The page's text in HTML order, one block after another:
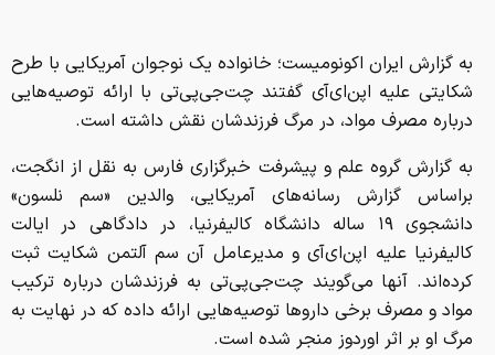
به گزارش ایران اکونومیست؛ خانواده یک نوجوان آمریکایی با طرح
شکایتی علیه اپن‌ای‌آی گفتند چت‌جی‌پی‌تی با ارائه توصیه‌هایی
درباره مصرف مواد، در مرگ فرزندشان نقش داشته است.
به گزارش گروه علم و پیشرفت خبرگزاری فارس به نقل از انگجت،
براساس گزارش رسانه‌های آمریکایی، والدین «سم نلسون»
دانشجوی ۱۹ ساله دانشگاه کالیفرنیا، در دادگاهی در ایالت
کالیفرنیا علیه اپن‌ای‌آی و مدیرعامل آن سم آلتمن شکایت ثبت
کرده‌اند. آنها می‌گویند چت‌جی‌پی‌تی به فرزندشان درباره ترکیب
مواد و مصرف برخی داروها توصیه‌هایی ارائه داده که در نهایت به
مرگ او بر اثر اوردوز منجر شده است.